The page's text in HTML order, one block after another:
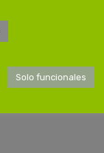
Solo funcionales